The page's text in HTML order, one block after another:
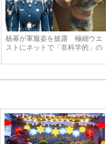
杨幂が軍服姿を披露 極細ウエ
ストにネットで「非科学的」の